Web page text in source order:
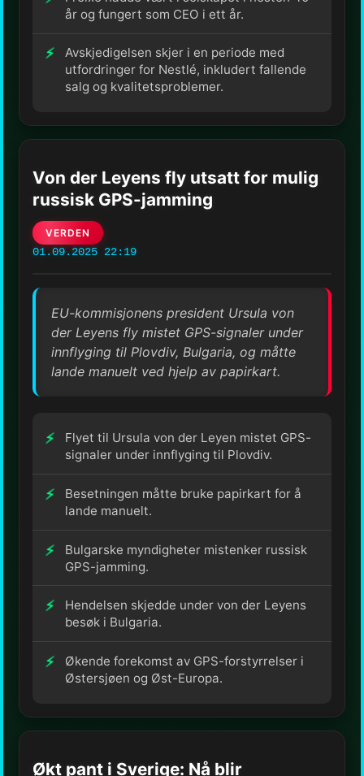
år og fungert som CEO i ett år.
Avskjedigelsen skjer i en periode med
utfordringer for Nestlé, inkludert fallende
salg og kvalitetsproblemer.
Von der Leyens fly utsatt for mulig
russisk GPS-jamming
VERDEN
01.09.2025 22:19
EU-kommisjonens president Ursula von
der Leyens fly mistet GPS-signaler under
innflyging til Plovdiv, Bulgaria, og måtte
lande manuelt ved hjelp av papirkart.
Flyet til Ursula von der Leyen mistet GPS-
signaler under innflyging til Plovdiv.
Besetningen måtte bruke papirkart for å
lande manuelt.
Bulgarske myndigheter mistenker russisk
GPS-jamming.
Hendelsen skjedde under von der Leyens
besøk i Bulgaria.
Økende forekomst av GPS-forstyrrelser i
Østersjøen og Øst-Europa.
Økt pant i Sverige: Nå blir